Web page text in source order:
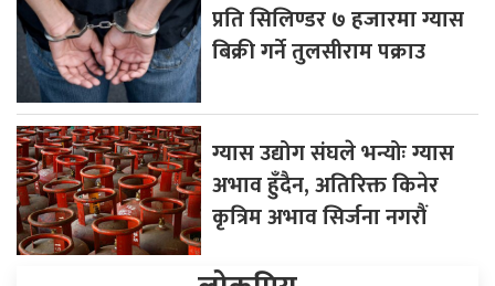
प्रति सिलिण्डर ७ हजारमा ग्यास
बिक्री गर्ने तुलसीराम पक्राउ
ग्यास उद्योग संघले भन्योः ग्यास
अभाव हुँदैन, अतिरिक्त किनेर
कृत्रिम अभाव सिर्जना नगरौं